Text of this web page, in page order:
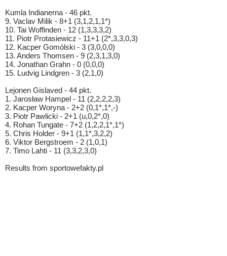
Kumla Indianerna - 46 pkt.
9. Vaclav Milik - 8+1 (3,1,2,1,1*)
10. Tai Woffinden - 12 (1,3,3,3,2)
11. Piotr Protasiewicz - 11+1 (2*,3,3,0,3)
12. Kacper Gomólski - 3 (3,0,0,0)
13. Anders Thomsen - 9 (2,3,1,3,0)
14. Jonathan Grahn - 0 (0,0,0)
15. Ludvig Lindgren - 3 (2,1,0)
Lejonen Gislaved - 44 pkt.
1. Jarosław Hampel - 11 (2,2,2,2,3)
2. Kacper Woryna - 2+2 (0,1*,1*,-)
3. Piotr Pawlicki - 2+1 (u,0,2*,0)
4. Rohan Tungate - 7+2 (1,2,2,1*,1*)
5. Chris Holder - 9+1 (1,1*,3,2,2)
6. Viktor Bergstroem - 2 (1,0,1)
7. Timo Lahti - 11 (3,3,2,3,0)
Results from sportowefakty.pl